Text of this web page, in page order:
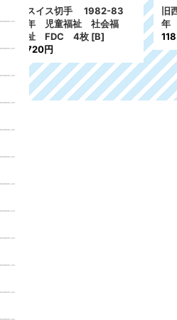
ドイツ切手 1957年 社
会福祉 鉱夫 4種
1,040円